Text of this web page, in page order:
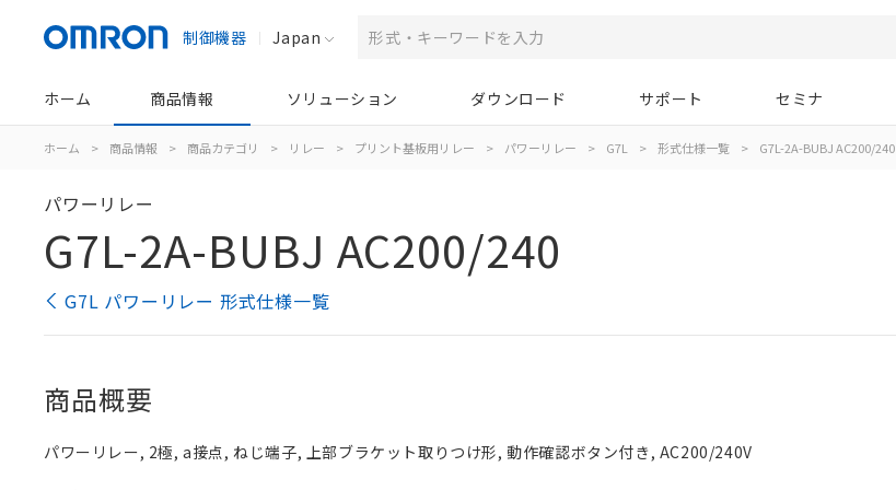
制御機器 Japan
ホーム 商品情報 ソリューション ダウンロード サポート セミナ
ホーム > 商品情報 > 商品カテゴリ > リレー > プリント基板用リレー > パワーリレー > G7L > 形式仕様一覧 > G7L-2A-BUBJ AC200/240
パワーリレー
G7L-2A-BUBJ AC200/240
G7L パワーリレー 形式仕様一覧
商品概要
パワーリレー, 2極, a接点, ねじ端子, 上部ブラケット取りつけ形, 動作確認ボタン付き, AC200/240V